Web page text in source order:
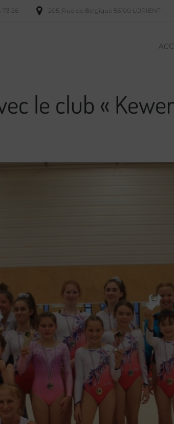
73 26 205, Rue de Belgique 56100 LORIENT
le club «